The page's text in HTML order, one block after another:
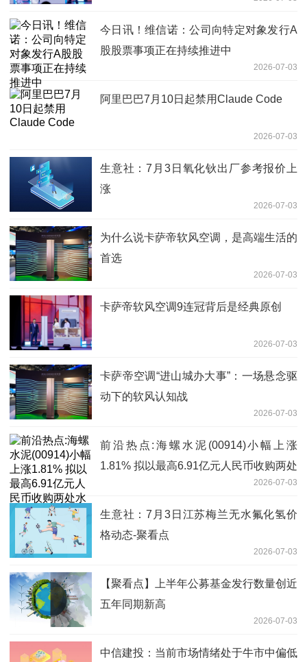
今日讯！维信诺：公司向特定对象发行A
股股票事项正在持续推进中
2026-07-03
阿里巴巴7月10日起禁用Claude Code
2026-07-03
生意社：7月3日氧化钬出厂参考报价上
涨
2026-07-03
为什么说卡萨帝软风空调，是高端生活的
首选
2026-07-03
卡萨帝软风空调9连冠背后是经典原创
2026-07-03
卡萨帝空调“进山城办大事”：一场悬念驱
动下的软风认知战
2026-07-03
前沿热点:海螺水泥(00914)小幅上涨
1.81% 拟以最高6.91亿元人民币收购两处
2026-07-03
生意社：7月3日江苏梅兰无水氟化氢价
格动态-聚看点
2026-07-03
【聚看点】上半年公募基金发行数量创近
五年同期新高
2026-07-03
中信建投：当前市场情绪处于牛市中偏低